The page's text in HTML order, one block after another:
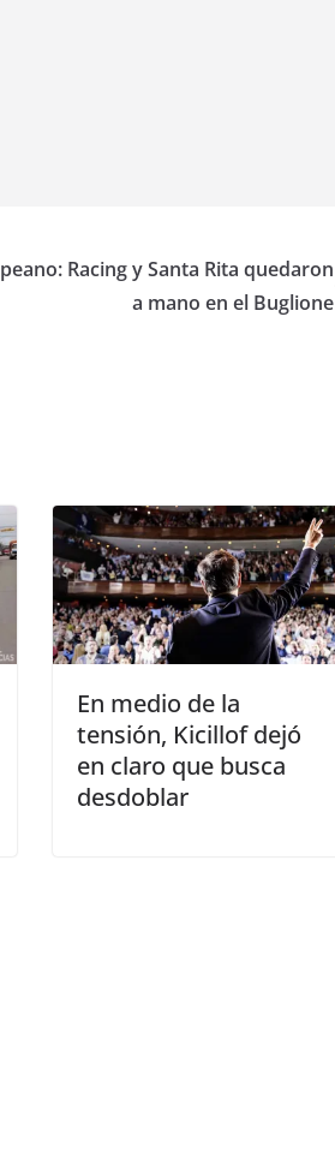
Racing y Santa Rita quedaron
a mano en el Buglione
En medio de la
tensión, Kicillof dejó
en claro que busca
desdoblar